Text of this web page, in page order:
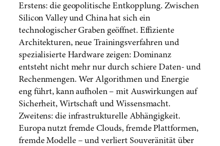
Erstens: die geopolitische Entkopplung. Zwischen
Silicon Valley und China hat sich ein
technologischer Graben geöffnet. Effiziente
Architekturen, neue Trainingsverfahren und
spezialisierte Hardware zeigen: Dominanz
entsteht nicht mehr nur durch schiere Daten- und
Rechenmengen. Wer Algorithmen und Energie
eng führt, kann aufholen – mit Auswirkungen auf
Sicherheit, Wirtschaft und Wissensmacht.
Zweitens: die infrastrukturelle Abhängigkeit.
Europa nutzt fremde Clouds, fremde Plattformen,
fremde Modelle – und verliert Souveränität über